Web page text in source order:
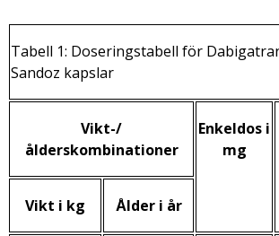
Tabell 1: Doseringstabell för
Sandoz kapslar
Vikt-/
ålderskombinationer
Enkeldos i
mg
Vikt i kg Ålder i år